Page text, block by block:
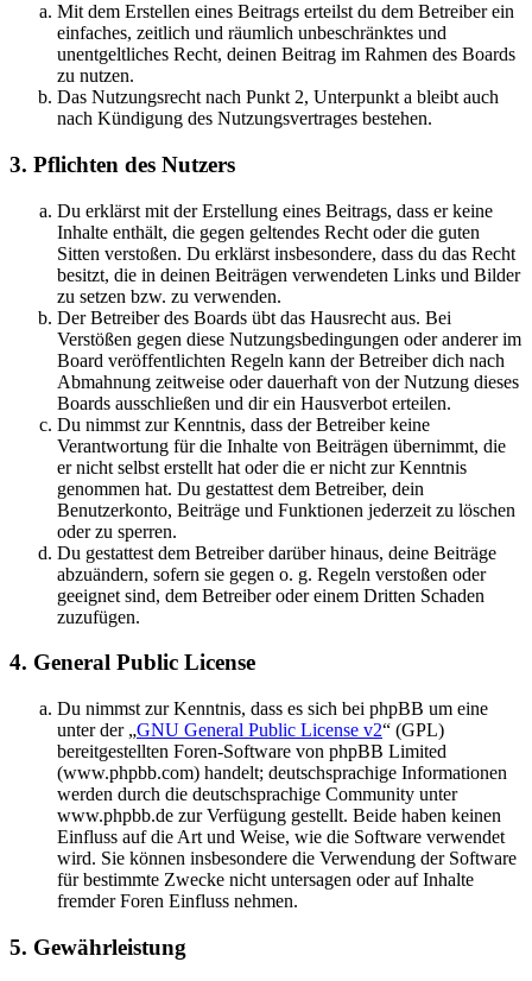
Mit dem Erstellen eines Beitrags erteilst du dem Betreiber ein
einfaches, zeitlich und räumlich unbeschränktes und
unentgeltliches Recht, deinen Beitrag im Rahmen des Boards
zu nutzen.
Das Nutzungsrecht nach Punkt 2, Unterpunkt a bleibt auch
nach Kündigung des Nutzungsvertrages bestehen.
3. Pflichten des Nutzers
Du erklärst mit der Erstellung eines Beitrags, dass er keine
Inhalte enthält, die gegen geltendes Recht oder die guten
Sitten verstoßen. Du erklärst insbesondere, dass du das Recht
besitzt, die in deinen Beiträgen verwendeten Links und Bilder
zu setzen bzw. zu verwenden.
Der Betreiber des Boards übt das Hausrecht aus. Bei
Verstößen gegen diese Nutzungsbedingungen oder anderer im
Board veröffentlichten Regeln kann der Betreiber dich nach
Abmahnung zeitweise oder dauerhaft von der Nutzung dieses
Boards ausschließen und dir ein Hausverbot erteilen.
Du nimmst zur Kenntnis, dass der Betreiber keine
Verantwortung für die Inhalte von Beiträgen übernimmt, die
er nicht selbst erstellt hat oder die er nicht zur Kenntnis
genommen hat. Du gestattest dem Betreiber, dein
Benutzerkonto, Beiträge und Funktionen jederzeit zu löschen
oder zu sperren.
Du gestattest dem Betreiber darüber hinaus, deine Beiträge
abzuändern, sofern sie gegen o. g. Regeln verstoßen oder
geeignet sind, dem Betreiber oder einem Dritten Schaden
zuzufügen.
4. General Public License
Du nimmst zur Kenntnis, dass es sich bei phpBB um eine
unter der „GNU General Public License v2“ (GPL)
bereitgestellten Foren-Software von phpBB Limited
(www.phpbb.com) handelt; deutschsprachige Informationen
werden durch die deutschsprachige Community unter
www.phpbb.de zur Verfügung gestellt. Beide haben keinen
Einfluss auf die Art und Weise, wie die Software verwendet
wird. Sie können insbesondere die Verwendung der Software
für bestimmte Zwecke nicht untersagen oder auf Inhalte
fremder Foren Einfluss nehmen.
5. Gewährleistung